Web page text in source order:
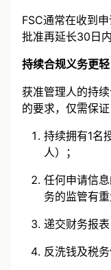
FSC通常在收到
获准管理人的持
持续拥有1名
任何申请信